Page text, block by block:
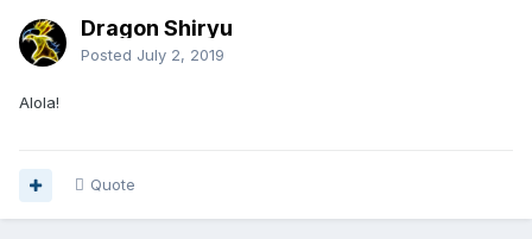
Dragon Shiryu
Posted July 2, 2019
Alola!
Quote